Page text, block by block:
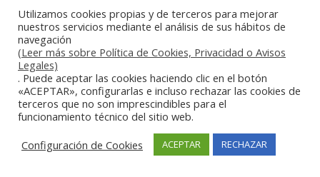
REVESTIMIENTOS • ESTRUCTURAS • ELEMENTOS
DECORATIVOS ACERO INOXIDABLE
COCINAS PROFESIONALES A MEDIDA PERSONALIZADAS PARA
PARTICULARES
COCINAS PROFESIONALES ACERO INOXIDABLE
COCINAS PROFESIONALES HORECA
COCINAS PROFESIONALES HOSTELERÍA MADRID
personalizadas
Utilizamos cookies propias y de terceros para mejorar
nuestros servicios mediante el análisis de sus hábitos de
navegación
(Leer más sobre Política de Cookies, Privacidad o Avisos
Legales)
. Puede aceptar las cookies haciendo clic en el botón
«ACEPTAR», configurarlas e incluso rechazar las cookies de
terceros que no son imprescindibles para el
funcionamiento técnico del sitio web.
Configuración de Cookies
ACEPTAR RECHAZAR